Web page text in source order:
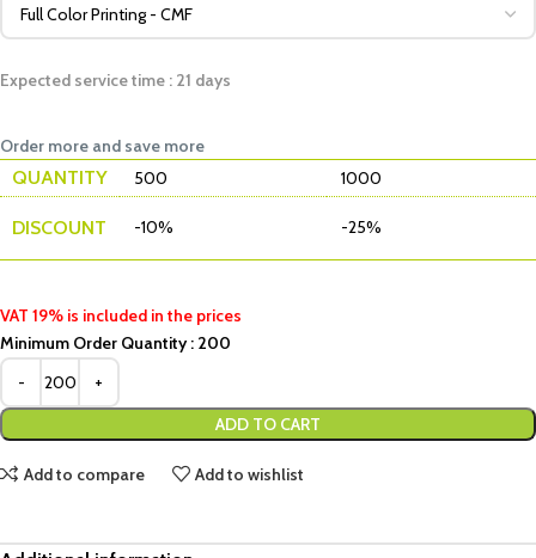
Expected service time : 21 days
Order more and save more
QUANTITY 500 1000
DISCOUNT -10% -25%
VAT 19% is included in the prices
Minimum Order Quantity : 200
ADD TO CART
Add to compare Add to wishlist